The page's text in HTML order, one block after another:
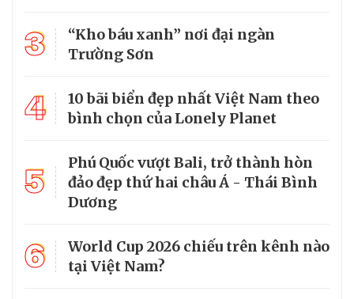
3
“Kho báu xanh” nơi đại ngàn
Trường Sơn
4
10 bãi biển đẹp nhất Việt Nam theo
bình chọn của Lonely Planet
5
Phú Quốc vượt Bali, trở thành hòn
đảo đẹp thứ hai châu Á - Thái Bình
Dương
6
World Cup 2026 chiếu trên kênh nào
tại Việt Nam?